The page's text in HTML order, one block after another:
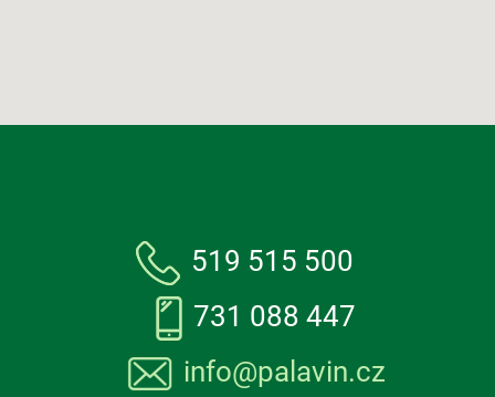
519 515 500
731 088 447
info@palavin.cz